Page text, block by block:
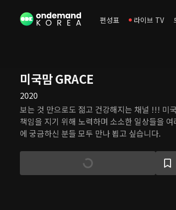
편성표 라이브 TV
미국맘 GRACE
2020
보는 것 만으로도 젊고 건강해지는 채널 !!! 미
책임을 지기 위해 노력하며 소소한 일상들을 여러분들께 공유합니다.
에 궁금하신 분들 모두 만나 뵙고 싶습니다.